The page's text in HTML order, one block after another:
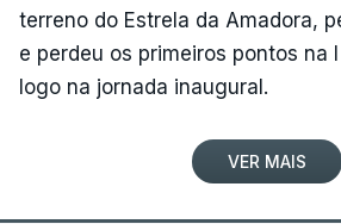
terreno do Estrela da Amadora,
e perdeu os primeiros pontos na
logo na jornada inaugural.
VER MAIS